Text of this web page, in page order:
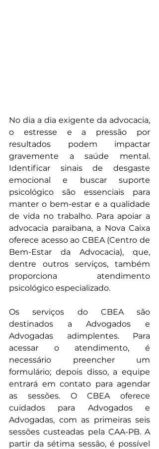
No dia a dia exigente da advocacia,
o estresse e a pressão por
resultados podem impactar
gravemente a saúde mental.
Identificar sinais de desgaste
emocional e buscar suporte
psicológico são essenciais para
manter o bem-estar e a qualidade
de vida no trabalho. Para apoiar a
advocacia paraibana, a Nova Caixa
oferece acesso ao CBEA (Centro de
Bem-Estar da Advocacia), que,
dentre outros serviços, também
proporciona atendimento
psicológico especializado.
Os serviços do CBEA são
destinados a Advogados e
Advogadas adimplentes. Para
acessar o atendimento, é
necessário preencher um
formulário; depois disso, a equipe
entrará em contato para agendar
as sessões. O CBEA oferece
cuidados para Advogados e
Advogadas, com as primeiras seis
sessões custeadas pela CAA-PB. A
partir da sétima sessão, é possível